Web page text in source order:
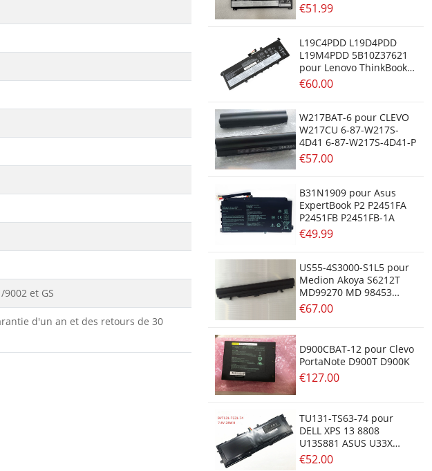
9002 et GS
d'un an et des retours de 30
14IGL05
€51.99
L19C4PDD L19D4PDD
L19M4PDD 5B10Z37621
pour Lenovo ThinkBook
13S G2 14S ITL
€60.00
W217BAT-6 pour CLEVO
W217CU 6-87-W217S-
4D41 6-87-W217S-4D41-P
€57.00
B31N1909 pour Asus
ExpertBook P2 P2451FA
P2451FB P2451FB-1A
€49.99
US55-4S3000-S1L5 pour
Medion Akoya S6212T
MD99270 MD 98453
98456
€67.00
D900CBAT-12 pour Clevo
PortaNote D900T D900K
€127.00
TU131-TS63-74 pour
DELL XPS 13 8808
U13S881 ASUS U33X
UX32K Haswell Y33
€52.00